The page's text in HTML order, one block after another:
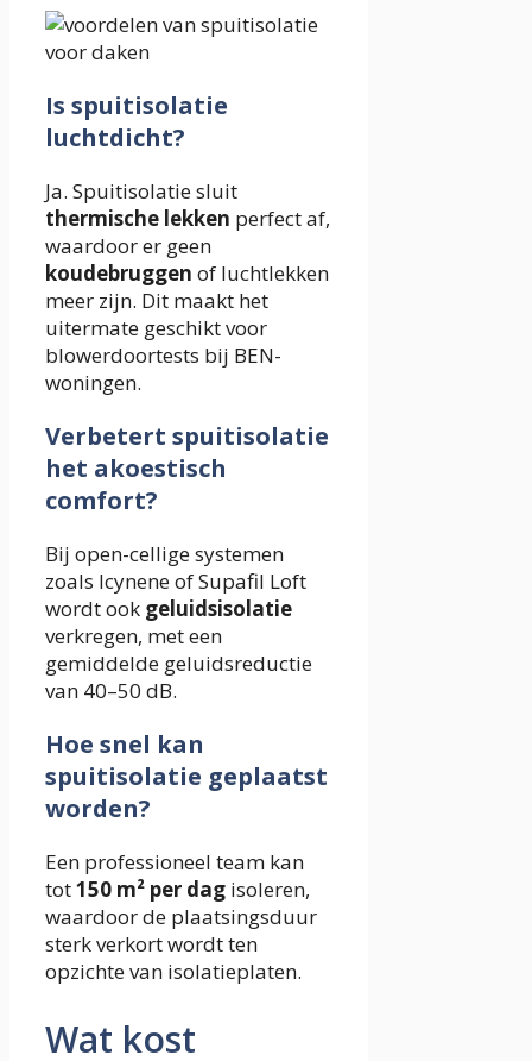
Is spuitisolatie
luchtdicht?
Ja. Spuitisolatie sluit
thermische lekken perfect af,
waardoor er geen
koudebruggen of luchtlekken
meer zijn. Dit maakt het
uitermate geschikt voor
blowerdoortests bij BEN-
woningen.
Verbetert spuitisolatie
het akoestisch
comfort?
Bij open-cellige systemen
zoals Icynene of Supafil Loft
wordt ook geluidsisolatie
verkregen, met een
gemiddelde geluidsreductie
van 40–50 dB.
Hoe snel kan
spuitisolatie geplaatst
worden?
Een professioneel team kan
tot150 m² per dag isoleren,
waardoor de plaatsingsduur
sterk verkort wordt ten
opzichte van isolatieplaten.
Wat kost